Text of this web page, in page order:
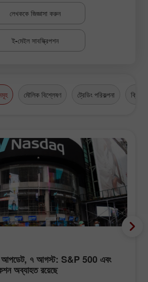
লেখককে জিজ্ঞাসা করুন
ই-মেইল সাবস্ক্রিপশন
মৌলিক বিশ্লেষণ ট্রেডিং পরিকল্পনা
আপডেট, ৭ আগস্ট: S&P 500 এবং
অব্যাহত রয়েছে